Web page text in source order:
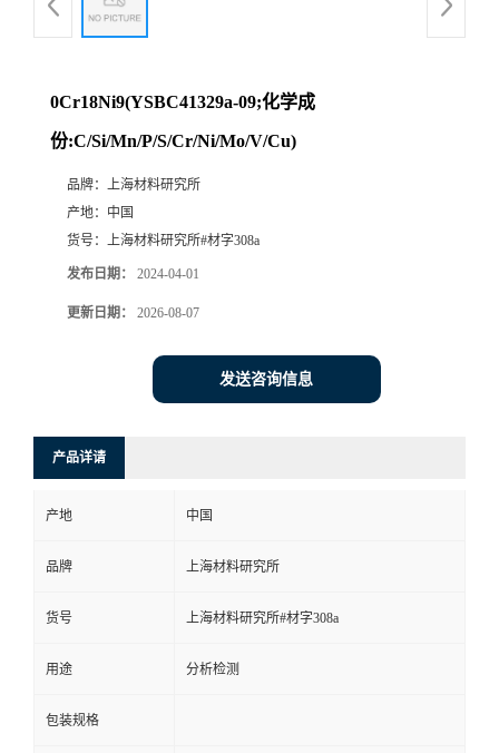
0Cr18Ni9(YSBC41329a-09;化学成
份:C/Si/Mn/P/S/Cr/Ni/Mo/V/Cu)
品牌： 上海材料研究所
产地： 中国
货号： 上海材料研究所#材字308a
发布日期： 2024-04-01
更新日期： 2026-08-07
发送咨询信息
产品详请
产地 中国
品牌 上海材料研究所
货号 上海材料研究所#材字308a
用途 分析检测
包装规格